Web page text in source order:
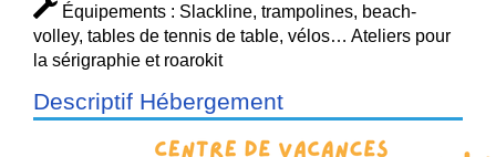
Équipements : Slackline, trampolines, beach-
volley, tables de tennis de table, vélos… Ateliers pour
la sérigraphie et roarokit
Descriptif Hébergement